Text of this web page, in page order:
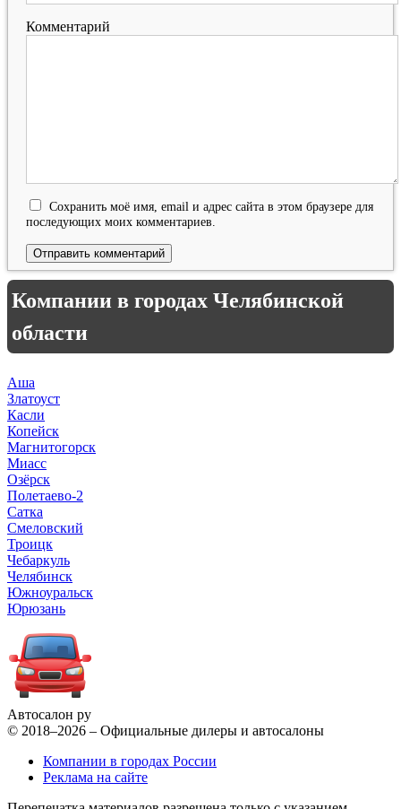
Комментарий
Сохранить моё имя, email и адрес сайта в этом браузере для
последующих моих комментариев.
Компании в городах Челябинской
области
Аша
Златоуст
Касли
Копейск
Магнитогорск
Миасс
Озёрск
Полетаево-2
Сатка
Смеловский
Троицк
Чебаркуль
Челябинск
Южноуральск
Юрюзань
Автосалон ру
© 2018–2026 – Официальные дилеры и автосалоны
Компании в городах России
Реклама на сайте